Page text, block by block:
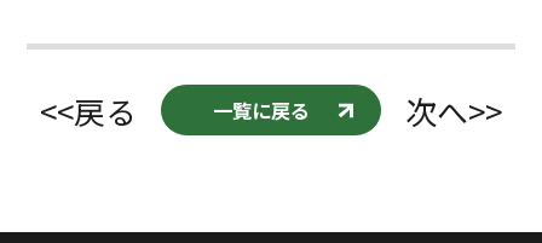
<<戻る 一覧に戻る 次へ>>